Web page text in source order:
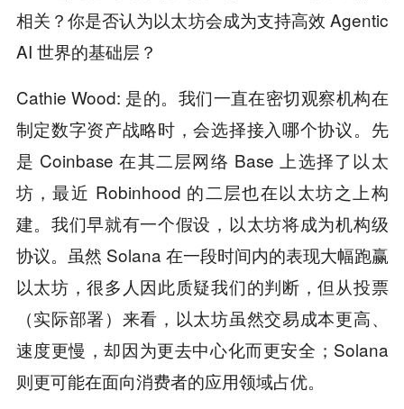
相关？你是否认为以太坊会成为支持高效 Agentic
AI 世界的基础层？
Cathie Wood: 是的。我们一直在密切观察机构在
制定数字资产战略时，会选择接入哪个协议。先
是 Coinbase 在其二层网络 Base 上选择了以太
坊，最近 Robinhood 的二层也在以太坊之上构
建。我们早就有一个假设，以太坊将成为机构级
协议。虽然 Solana 在一段时间内的表现大幅跑赢
以太坊，很多人因此质疑我们的判断，但从投票
（实际部署）来看，以太坊虽然交易成本更高、
速度更慢，却因为更去中心化而更安全；Solana
则更可能在面向消费者的应用领域占优。